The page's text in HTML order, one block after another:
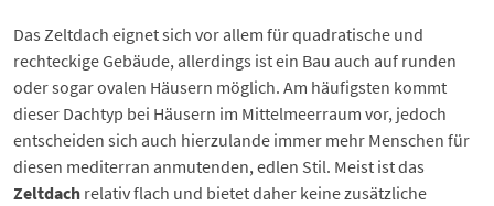
Das Zeltdach eignet sich vor allem für quadratische und
rechteckige Gebäude, allerdings ist ein Bau auch auf runden
oder sogar ovalen Häusern möglich. Am häufigsten kommt
dieser Dachtyp bei Häusern im Mittelmeerraum vor, jedoch
entscheiden sich auch hierzulande immer mehr Menschen für
diesen mediterran anmutenden, edlen Stil. Meist ist das
Zeltdach relativ flach und bietet daher keine zusätzliche